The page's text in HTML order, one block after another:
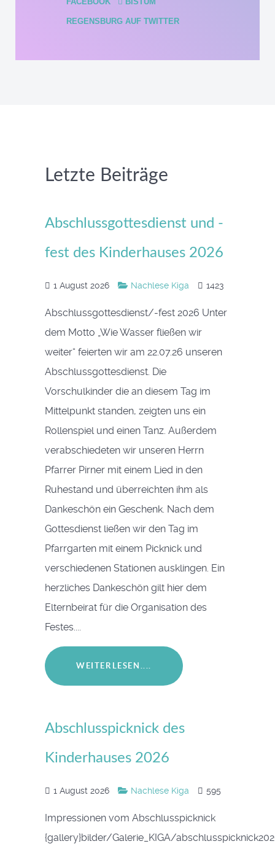
REGENSBURG AUF TWITTER
Letzte Beiträge
Abschlussgottesdienst und -
fest des Kinderhauses 2026
1 August 2026 Nachlese Kiga 1423
Abschlussgottesdienst/-fest 2026 Unter
dem Motto „Wie Wasser fließen wir
weiter“ feierten wir am 22.07.26 unseren
Abschlussgottesdienst. Die
Vorschulkinder die an diesem Tag im
Mittelpunkt standen, zeigten uns ein
Rollenspiel und einen Tanz. Außerdem
verabschiedeten wir unseren Herrn
Pfarrer Pirner mit einem Lied in den
Ruhestand und überreichten ihm als
Dankeschön ein Geschenk. Nach dem
Gottesdienst ließen wir den Tag im
Pfarrgarten mit einem Picknick und
verschiedenen Stationen ausklingen. Ein
herzliches Dankeschön gilt hier dem
Elternbeirat für die Organisation des
Festes....
WEITERLESEN....
Abschlusspicknick des
Kinderhauses 2026
1 August 2026 Nachlese Kiga 595
Impressionen vom Abschlusspicknick
{gallery}bilder/Galerie_KIGA/